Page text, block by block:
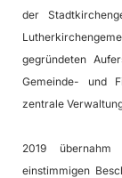
der
gegründeten
Gemeinde- und
zentrale
2019
einstimmigen